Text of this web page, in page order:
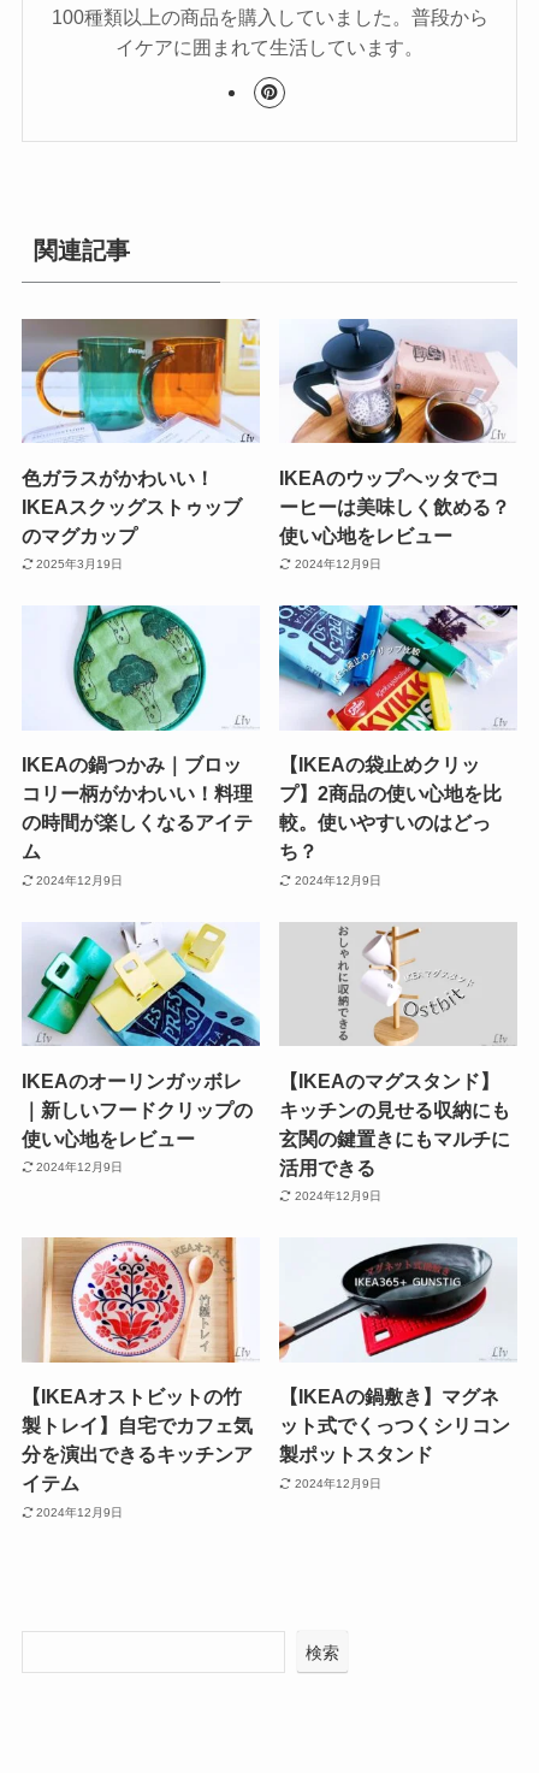
100種類以上の商品を購入していました。普段から
イケアに囲まれて生活しています。
関連記事
色ガラスがかわいい！
IKEAスクッグストゥッブ
のマグカップ
2025年3月19日
IKEAのウップヘッタでコ
ーヒーは美味しく飲める？
使い心地をレビュー
2024年12月9日
IKEAの鍋つかみ｜ブロッ
コリー柄がかわいい！料理
の時間が楽しくなるアイテ
ム
2024年12月9日
【IKEAの袋止めクリッ
プ】2商品の使い心地を比
較。使いやすいのはどっ
ち？
2024年12月9日
IKEAのオーリンガッボレ
｜新しいフードクリップの
使い心地をレビュー
2024年12月9日
【IKEAのマグスタンド】
キッチンの見せる収納にも
玄関の鍵置きにもマルチに
活用できる
2024年12月9日
【IKEAオストビットの竹
製トレイ】自宅でカフェ気
分を演出できるキッチンア
イテム
2024年12月9日
【IKEAの鍋敷き】マグネ
ット式でくっつくシリコン
製ポットスタンド
2024年12月9日
検索